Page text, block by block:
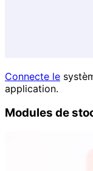
Connecte le
application.
Modules de